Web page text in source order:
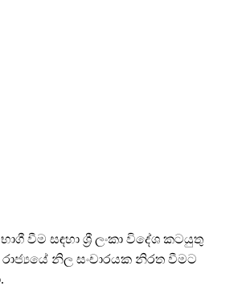
වීම සඳහා ශ්‍රී ලංකා විදේශ කටයුතු
රාජ්‍යයේ නිල සංචාරයක නිරත වීමට